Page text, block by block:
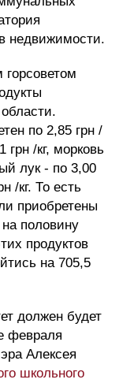
недвижимости.
по 2,85 грн /
грн /кг, морковь
лук - по 3,00
/кг. То есть
приобретены
половину
продуктов
на 705,5
должен будет
февраля
Алексея
школьного